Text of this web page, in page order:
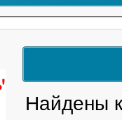
Найдены